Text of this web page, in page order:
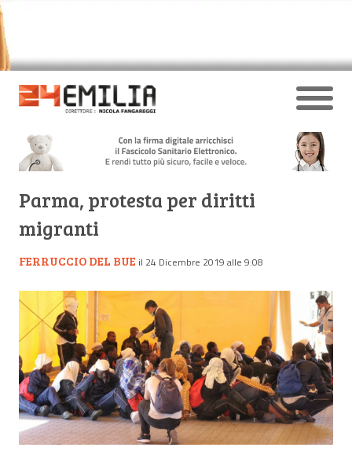
Parma, protesta per diritti
migranti
FERRUCCIO DEL BUE il 24 Dicembre 2019 alle 9:08